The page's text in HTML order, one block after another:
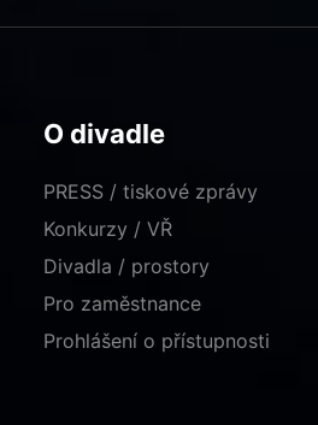
O divadle
PRESS / tiskové zprávy
Konkurzy / VŘ
Divadla / prostory
Pro zaměstnance
Prohlášení o přístupnosti